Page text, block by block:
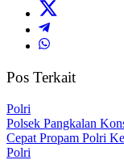
Pos Terkait
Polri
Polsek Pangkalan
Cepat Propam Polri
Polri